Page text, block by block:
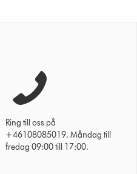
Ring till oss på
+46108085019. Måndag till
fredag 09:00 till 17:00.